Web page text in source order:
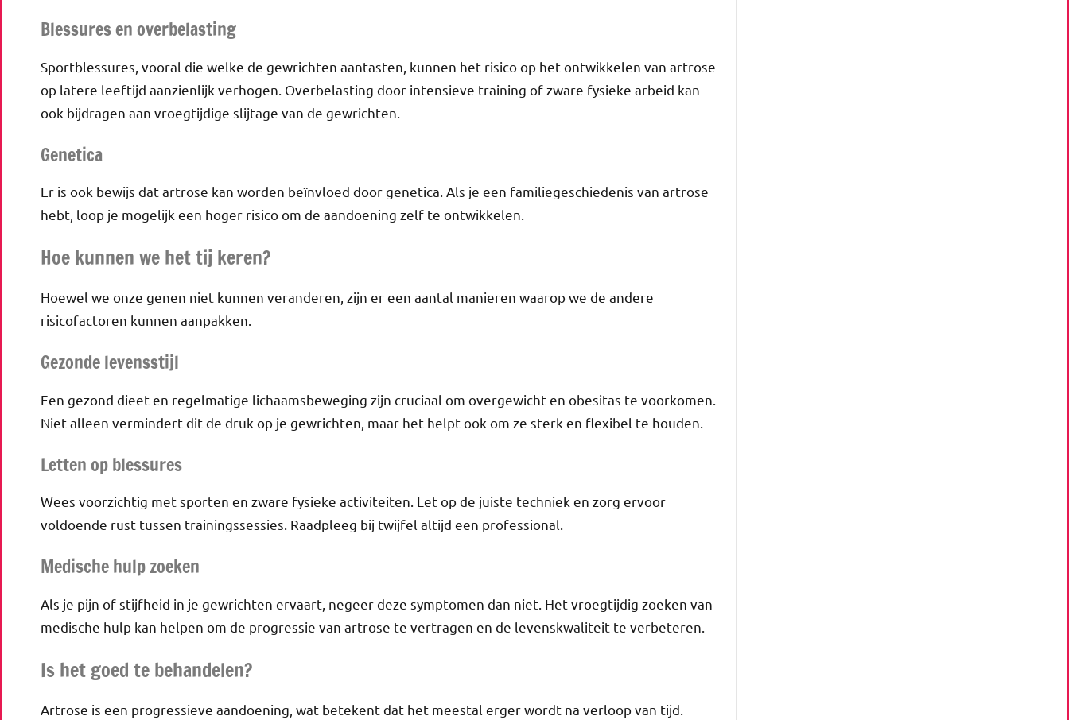
Blessures en overbelasting
Sportblessures, vooral die welke de gewrichten aantasten, kunnen het risico op het ontwikkelen van artrose
op latere leeftijd aanzienlijk verhogen. Overbelasting door intensieve training of zware fysieke arbeid kan
ook bijdragen aan vroegtijdige slijtage van de gewrichten.
Genetica
Er is ook bewijs dat artrose kan worden beïnvloed door genetica. Als je een familiegeschiedenis van artrose
hebt, loop je mogelijk een hoger risico om de aandoening zelf te ontwikkelen.
Hoe kunnen we het tij keren?
Hoewel we onze genen niet kunnen veranderen, zijn er een aantal manieren waarop we de andere
risicofactoren kunnen aanpakken.
Gezonde levensstijl
Een gezond dieet en regelmatige lichaamsbeweging zijn cruciaal om overgewicht en obesitas te voorkomen.
Niet alleen vermindert dit de druk op je gewrichten, maar het helpt ook om ze sterk en flexibel te houden.
Letten op blessures
Wees voorzichtig met sporten en zware fysieke activiteiten. Let op de juiste techniek en zorg ervoor
voldoende rust tussen trainingssessies. Raadpleeg bij twijfel altijd een professional.
Medische hulp zoeken
Als je pijn of stijfheid in je gewrichten ervaart, negeer deze symptomen dan niet. Het vroegtijdig zoeken van
medische hulp kan helpen om de progressie van artrose te vertragen en de levenskwaliteit te verbeteren.
Is het goed te behandelen?
Artrose is een progressieve aandoening, wat betekent dat het meestal erger wordt na verloop van tijd.